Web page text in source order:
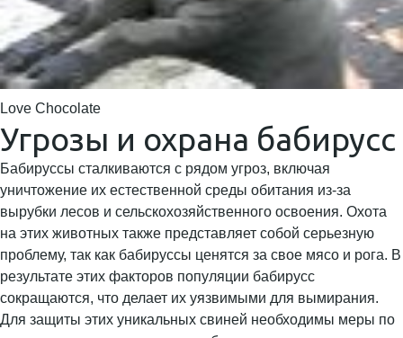
Love Chocolate
Угрозы и охрана бабирусс
Бабируссы сталкиваются с рядом угроз, включая
уничтожение их естественной среды обитания из-за
вырубки лесов и сельскохозяйственного освоения. Охота
на этих животных также представляет собой серьезную
проблему, так как бабируссы ценятся за свое мясо и рога. В
результате этих факторов популяции бабирусс
сокращаются, что делает их уязвимыми для вымирания.
Для защиты этих уникальных свиней необходимы меры по